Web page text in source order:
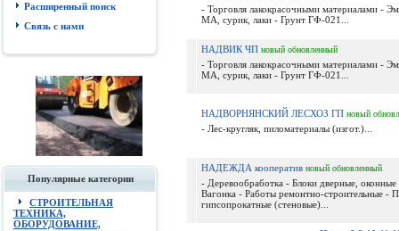
Расширенный поиск
Связь с нами
Популярные категории
СТРОИТЕЛЬНАЯ
ТЕХНИКА,
ОБОРУДОВАНИЕ,
- Торговля лакокрасочными материалами -
МА, сурик, лаки - Грунт ГФ-021...
НАДВИК ЧП новый обновленный
- Торговля лакокрасочными материалами -
МА, сурик, лаки - Грунт ГФ-021...
НАДВОРНЯНСКИЙ ЛЕСХОЗ ГП новый
- Лес-кругляк, пиломатериалы (изгот.)...
НАДЕЖДА кооператив новый обновленный
- Деревообработка - Блоки дверные, оконные
Вагонка - Работы ремонтно-строительные -
гипсопрокатные (стеновые)...